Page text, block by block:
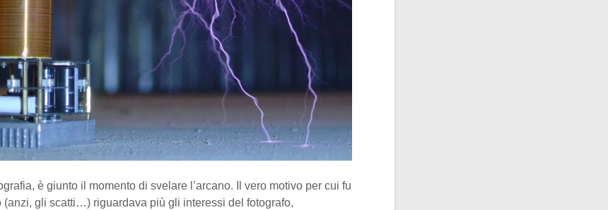
è giunto il momento di svelare l’arcano. Il vero motivo per cui fu
(anzi, gli scatti…) riguardava più gli interessi del fotografo,